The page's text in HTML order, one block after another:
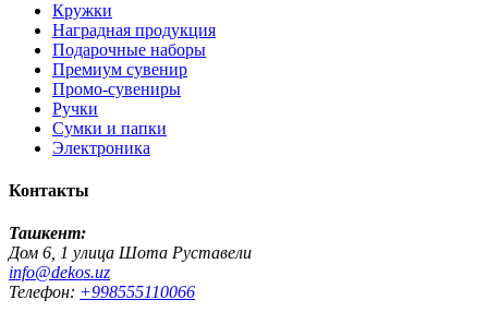
Кружки
Наградная продукция
Подарочные наборы
Премиум сувенир
Промо-сувениры
Ручки
Сумки и папки
Электроника
Контакты
Ташкент:
Дом 6, 1 улица Шота Руставели
info@dekos.uz
Телефон: +998555110066